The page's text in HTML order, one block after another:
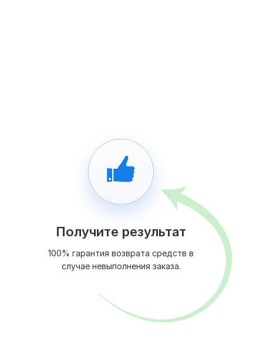
Получите результат
100% гарантия возврата средств в
случае невыполнения заказа.